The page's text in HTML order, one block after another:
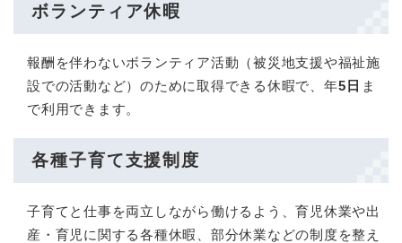
ボランティア休暇
報酬を伴わないボランティア活動（被災地支援や福祉施
設での活動など）のために取得できる休暇で、年5日 ま
で利用できます。​
各種子育て支援制度
子育てと仕事を両立しながら働けるよう、育児休業や出
産・育児に関する各種休暇、部分休業などの制度を整え